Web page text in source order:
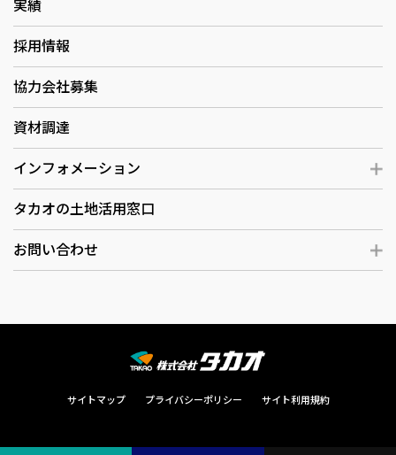
実績
採用情報
協力会社募集
資材調達
インフォメーション
タカオの土地活用窓口
お問い合わせ
サイトマップ プライバシーポリシー サイト利用規約